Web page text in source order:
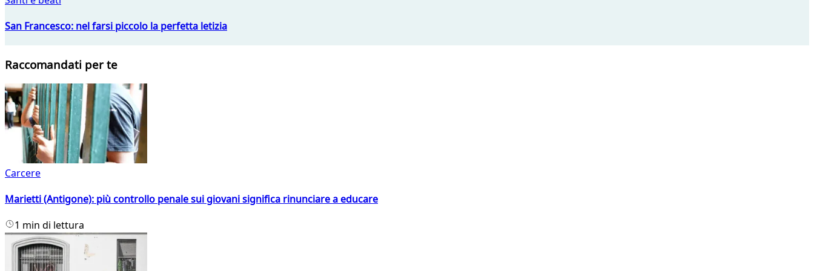
San Francesco: nel farsi piccolo la perfetta letizia
Raccomandati per te
Carcere
Marietti (Antigone): più controllo penale sui giovani significa rinunciare a educare
1 min di lettura